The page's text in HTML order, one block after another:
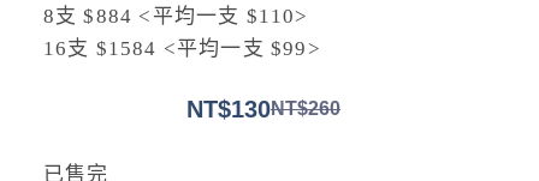
8支 $884 <平均一支 $110>
16支 $1584 <平均一支 $99>
NT$260
NT$130
已售完